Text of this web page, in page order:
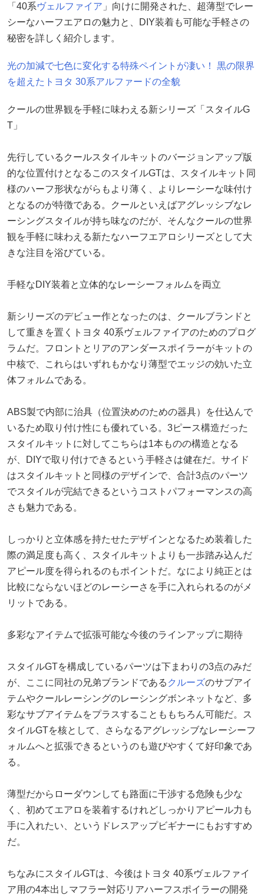
「40系ヴェルファイア 」向けに開発された、超薄型でレー
シーなハーフエアロの魅力と、DIY装着も可能な手軽さの
秘密を詳しく紹介します。
光の加減で七色に変化する特殊ペイントが凄い！ 黒の限界
を超えたトヨタ 30系アルファードの全貌
クールの世界観を手軽に味わえる新シリーズ「スタイルG
T」
先行しているクールスタイルキットのバージョンアップ版
的な位置付けとなるこのスタイルGTは、スタイルキット同
様のハーフ形状ながらもより薄く、よりレーシーな味付け
となるのが特徴である。クールといえばアグレッシブなレ
ーシングスタイルが持ち味なのだが、そんなクールの世界
観を手軽に味わえる新たなハーフエアロシリーズとして大
きな注目を浴びている。
手軽なDIY装着と立体的なレーシーフォルムを両立
新シリーズのデビュー作となったのは、クールブランドと
して重きを置くトヨタ 40系ヴェルファイアのためのプログ
ラムだ。フロントとリアのアンダースポイラーがキットの
中核で、これらはいずれもかなり薄型でエッジの効いた立
体フォルムである。
ABS製で内部に治具（位置決めのための器具）を仕込んで
いるため取り付け性にも優れている。3ピース構造だった
スタイルキットに対してこちらは1本ものの構造となる
が、DIYで取り付けできるという手軽さは健在だ。サイド
はスタイルキットと同様のデザインで、合計3点のパーツ
でスタイルが完結できるというコストパフォーマンスの高
さも魅力である。
しっかりと立体感を持たせたデザインとなるため装着した
際の満足度も高く、スタイルキットよりも一歩踏み込んだ
アピール度を得られるのもポイントだ。なにより純正とは
比較にならないほどのレーシーさを手に入れられるのがメ
リットである。
多彩なアイテムで拡張可能な今後のラインアップに期待
スタイルGTを構成しているパーツは下まわりの3点のみだ
が、ここに同社の兄弟ブランドである クルーズのサブアイ
テムやクールレーシングのレーシングボンネットなど、多
彩なサブアイテムをプラスすることももちろん可能だ。ス
タイルGTを核として、さらなるアグレッシブなレーシーフ
ォルムへと拡張できるというのも遊びやすくて好印象であ
る。
薄型だからローダウンしても路面に干渉する危険も少な
く、初めてエアロを装着するけれどしっかりアピール力も
手に入れたい、というドレスアップビギナーにもおすすめ
だ。
ちなみにスタイルGTは、今後はトヨタ 40系ヴェルファイ
ア用の4本出しマフラー対応リアハーフスポイラーの開発